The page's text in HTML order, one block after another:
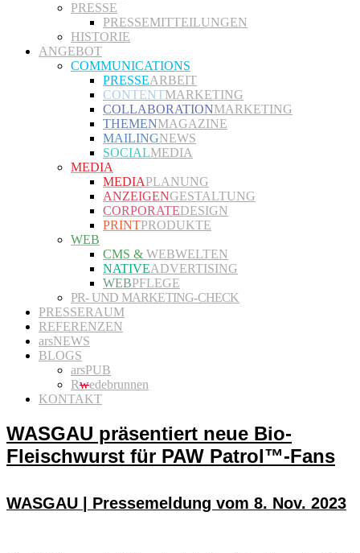
PRESSE
PRESSEMITTEILUNGEN
HISTORIE
ANGEBOT
COMMUNICATIONS
PRESSEARBEIT
CONTENTMARKETING
COLLABORATIONMARKETING
THEMENMAGAZINE
MAILINGNEWS
SOCIALMEDIA
MEDIA
MEDIAPLANUNG
ANZEIGENGESTALTUNG
CORPORATEDESIGN
PRINTPRODUKTE
WEB
CMS & WEBWELTEN
NATIVEADVERTISING
WEBPFLEGE
PR- UND MARKETING-CHECK
PRESSERAUM
REFERENZEN
arsNEWS
BLOGS
arsPUB
Rwedebrunnen
KONTAKT
WASGAU präsentiert neue Bio-
Fleischwurst für PAW Patrol™-Fans
WASGAU | Pressemeldung vom 8. Nov. 2023